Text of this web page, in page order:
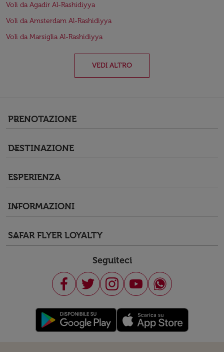
Voli da Agadir Al-Rashidiyya
Voli da Amsterdam Al-Rashidiyya
Voli da Marsiglia Al-Rashidiyya
VEDI ALTRO
PRENOTAZIONE
keyboard_arrow_down
DESTINAZIONE
keyboard_arrow_down
ESPERIENZA
keyboard_arrow_down
INFORMAZIONI
keyboard_arrow_down
SAFAR FLYER LOYALTY
keyboard_arrow_down
Seguiteci